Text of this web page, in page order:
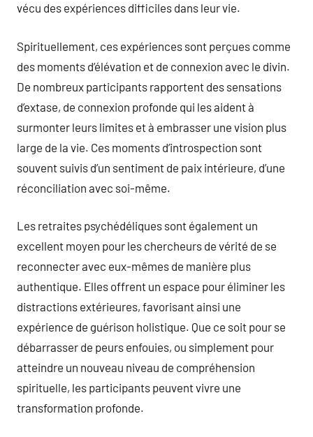
vécu des expériences difficiles dans leur vie.
Spirituellement, ces expériences sont perçues comme
des moments d’élévation et de connexion avec le divin.
De nombreux participants rapportent des sensations
d’extase, de connexion profonde qui les aident à
surmonter leurs limites et à embrasser une vision plus
large de la vie. Ces moments d’introspection sont
souvent suivis d’un sentiment de paix intérieure, d’une
réconciliation avec soi-même.
Les retraites psychédéliques sont également un
excellent moyen pour les chercheurs de vérité de se
reconnecter avec eux-mêmes de manière plus
authentique. Elles offrent un espace pour éliminer les
distractions extérieures, favorisant ainsi une
expérience de guérison holistique. Que ce soit pour se
débarrasser de peurs enfouies, ou simplement pour
atteindre un nouveau niveau de compréhension
spirituelle, les participants peuvent vivre une
transformation profonde.